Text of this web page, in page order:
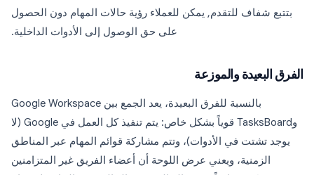
بتتبع شفاف للتقدم, يمكن للعملاء رؤية حالات المهام دون الحصول
على حق الوصول إلى الأدوات الداخلية.
الفرق البعيدة والموزعة
بالنسبة للفرق البعيدة، يعد الجمع بين Google Workspace
وTasksBoard قوياً بشكل خاص: يتم تنفيذ كل العمل في Google (لا
يوجد تشتت في الأدوات)، وتتم مشاركة قوائم المهام عبر المناطق
الزمنية، ويعني عرض اللوحة أن أعضاء الفريق غير المتزامنين